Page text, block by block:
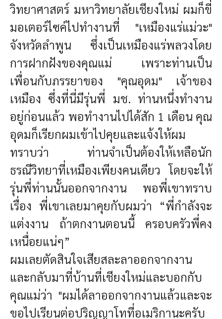
วิทยาศาสตร์ มหาวิทยาลัยเชียงใหม่ ผมก็ขี่
มอเตอร์ไซค์ไปทำงานที่ "เหมืองแร่แม่วะ"
จังหวัดลำพูน ซึ่งเป็นเหมืองแร่พลวงโดย
การฝากฝังของคุณแม่ เพราะท่านเป็น
เพื่อนกับภรรยาของ "คุณอุดม" เจ้าของ
เหมือง ซึ่งที่นี่มีรุ่นพี่ มช. ท่านหนึ่งทำงาน
อยู่ก่อนแล้ว พอทำงานไปได้สัก 1 เดือน คุณ
อุดมก็เรียกผมเข้าไปคุยและแจ้งให้ผม
ทราบว่า ท่านจำเป็นต้องให้เหลือนัก
ธรณีวิทยาที่เหมืองเพียงคนเดียว โดยจะให้
รุ่นพี่ท่านนั้นออกจากงาน พอพี่เขาทราบ
เรื่อง พี่เขาเลยมาคุยกับผมว่า “พี่กำลังจะ
แต่งงาน ถ้าตกงานตอนนี้ ครอบครัวพี่คง
เหนื่อยแน่ๆ”
ผมเลยตัดสินใจเสียสละลาออกจากงาน
และกลับมาที่บ้านที่เชียงใหม่และบอกกับ
คุณแม่ว่า "ผมได้ลาออกจากงานแล้วและจะ
ขอไปเรียนต่อปริญญาโทที่อเมริกานะครับ